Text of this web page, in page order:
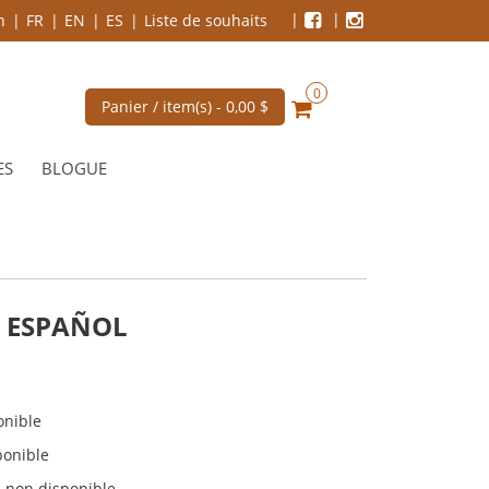
FR EN ES Liste de souhaits
Panier / item(s) - 0,00 $
0
BLOGUE